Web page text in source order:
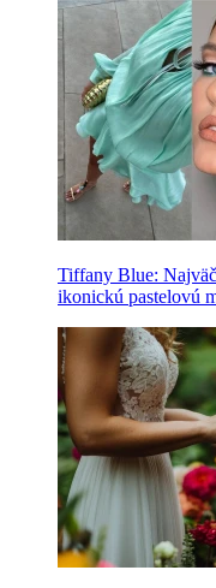
Tiffany Blue:
ikonickú pastelovú